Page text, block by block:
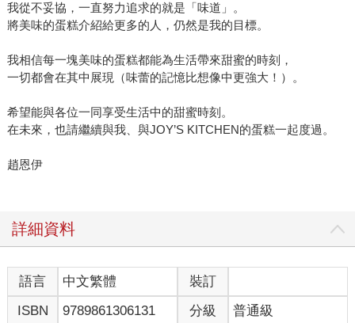
我從不妥協，一直努力追求的就是「味道」。
將美味的蛋糕介紹給更多的人，仍然是我的目標。
我相信每一塊美味的蛋糕都能為生活帶來甜蜜的時刻，
一切都會在其中展現（味蕾的記憶比想像中更強大！）。
希望能與各位一同享受生活中的甜蜜時刻。
在未來，也請繼續與我、與JOY’S KITCHEN的蛋糕一起度過。
趙恩伊
詳細資料
語言 中文繁體
裝訂
ISBN
9789861306131 分級 普通級